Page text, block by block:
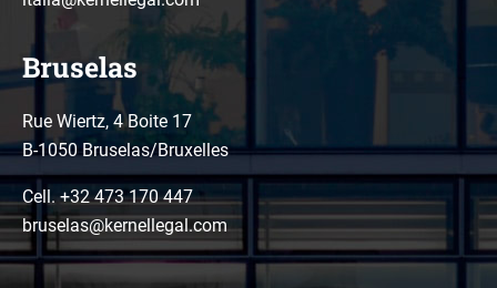
Bruselas
Rue Wiertz, 4 Boite 17
B-1050 Bruselas/Bruxelles
Cell. +32 473 170 447
bruselas@kernellegal.com